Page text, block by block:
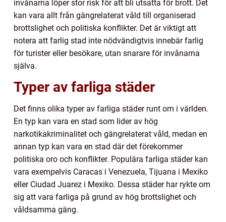
invånarna löper stor risk för att bli utsatta för brott. Det
kan vara allt från gängrelaterat våld till organiserad
brottslighet och politiska konflikter. Det är viktigt att
notera att farlig stad inte nödvändigtvis innebär farlig
för turister eller besökare, utan snarare för invånarna
själva.
Typer av farliga städer
Det finns olika typer av farliga städer runt om i världen.
En typ kan vara en stad som lider av hög
narkotikakriminalitet och gängrelaterat våld, medan en
annan typ kan vara en stad där det förekommer
politiska oro och konflikter. Populära farliga städer kan
vara exempelvis Caracas i Venezuela, Tijuana i Mexiko
eller Ciudad Juarez i Mexiko. Dessa städer har rykte om
sig att vara farliga på grund av hög brottslighet och
våldsamma gäng.